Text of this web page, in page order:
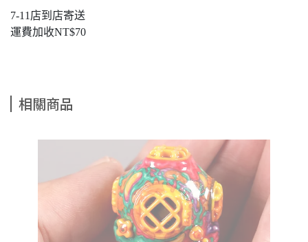
7-11店到店寄送
運費加收NT$70
相關商品